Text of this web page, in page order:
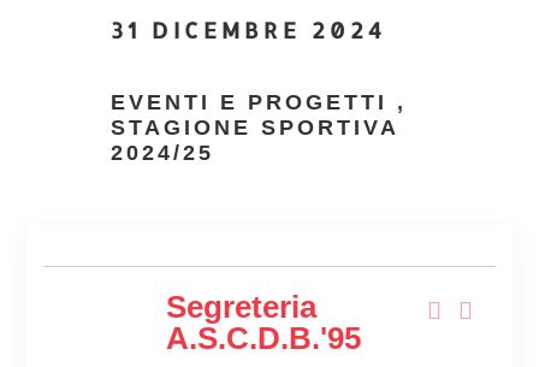
31 DICEMBRE 2024
EVENTI E PROGETTI
,
STAGIONE SPORTIVA
2024/25
Segreteria
A.s.c.d.B.'95